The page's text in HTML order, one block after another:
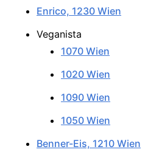
Enrico, 1230 Wien
Veganista
1070 Wien
1020 Wien
1090 Wien
1050 Wien
Benner-Eis, 1210 Wien